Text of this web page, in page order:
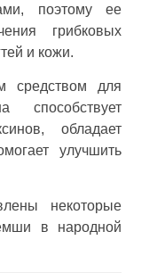
поэтому ее
грибковых
и кожи.
средством для
способствует
обладает
улучшить
некоторые
в народной